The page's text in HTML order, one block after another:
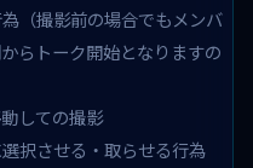
（撮影前の場合でもメンバ
らトーク開始となりますの
しての撮影
択させる・取らせる行為